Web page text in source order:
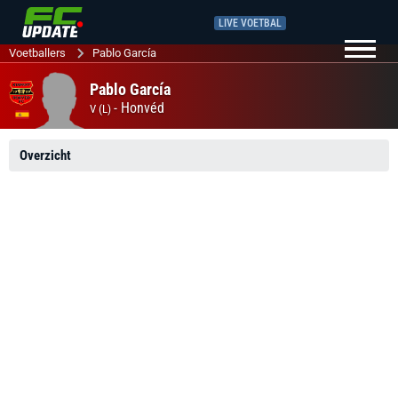
LIVE VOETBAL
Voetballers Pablo García
Pablo García
V (L) - Honvéd
Overzicht